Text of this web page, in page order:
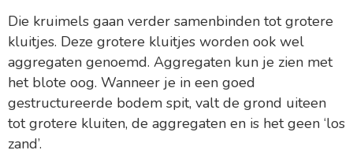
Die kruimels gaan verder samenbinden tot grotere
kluitjes. Deze grotere kluitjes worden ook wel
aggregaten genoemd. Aggregaten kun je zien met
het blote oog. Wanneer je in een goed
gestructureerde bodem spit, valt de grond uiteen
tot grotere kluiten, de aggregaten en is het geen ‘los
zand’.